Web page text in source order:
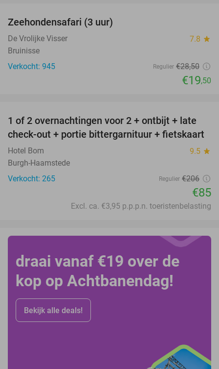
Zeehondensafari (3 uur)
De Vrolijke Visser 7.8 star
Bruinisse
Verkocht: 945
Regulier €28,50
€19,50
59%
1 of 2 overnachtingen voor 2 + ontbijt + late
check-out + portie bittergarnituur + fietskaart
Hotel Bom 9.5 star
Burgh-Haamstede
Verkocht: 265
Regulier €206
€85
Excl. ca. €3,95 p.p.p.n. toeristenbelasting
draai vanaf €19 over de
kop op Achtbanendag!
Bekijk alle deals!